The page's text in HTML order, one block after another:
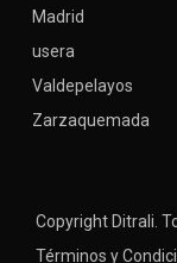
Madrid
usera
Valdepelayos
Zarzaquemada
Copyright Ditrali.
Términos y